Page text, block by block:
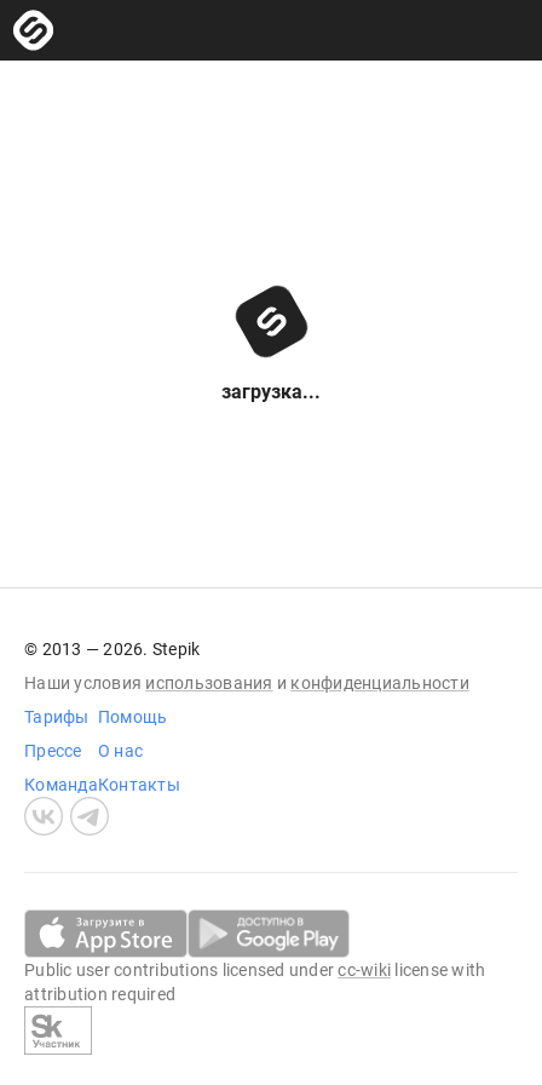
загрузка...
© 2013 — 2026. Stepik
Наши условия использования и конфиденциальности
Тарифы
Прессе
Команда
Помощь
О нас
Контакты
Public user contributions licensed undercc-wiki license with
attribution required